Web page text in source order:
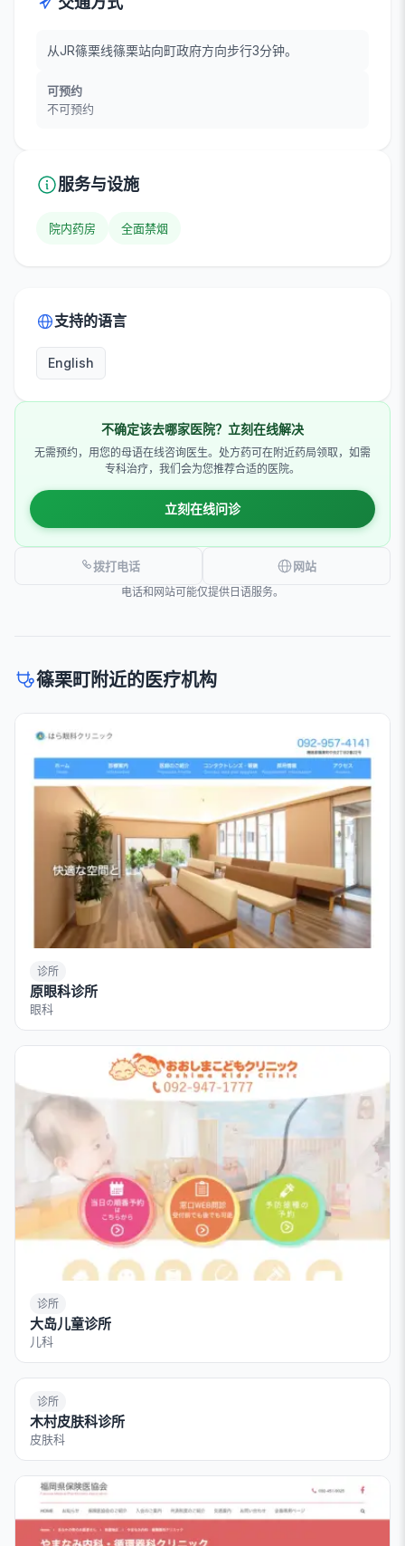
从JR篠栗线篠栗站向町政府方向步行3分钟。
可预约
不可预约
服务与设施
院内药房 全面禁烟
支持的语言
English
不确定该去哪家医院？立刻在线解决
无需预约，用您的母语在线咨询医生。处方药可在附近药局领取，如需
专科治疗，我们会为您推荐合适的医院。
立刻在线问诊
拨打电话 网站
电话和网站可能仅提供日语服务。
篠栗町附近的医疗机构
诊所
原眼科诊所
眼科
诊所
大岛儿童诊所
儿科
诊所
木村皮肤科诊所
皮肤科